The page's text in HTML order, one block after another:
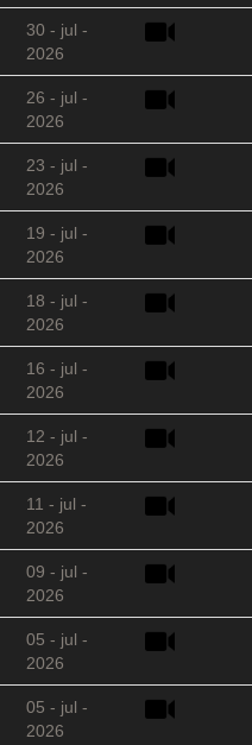
30 - jul -
2026
26 - jul -
2026
23 - jul -
2026
19 - jul -
2026
18 - jul -
2026
16 - jul -
2026
12 - jul -
2026
11 - jul -
2026
09 - jul -
2026
05 - jul -
2026
05 - jul -
2026